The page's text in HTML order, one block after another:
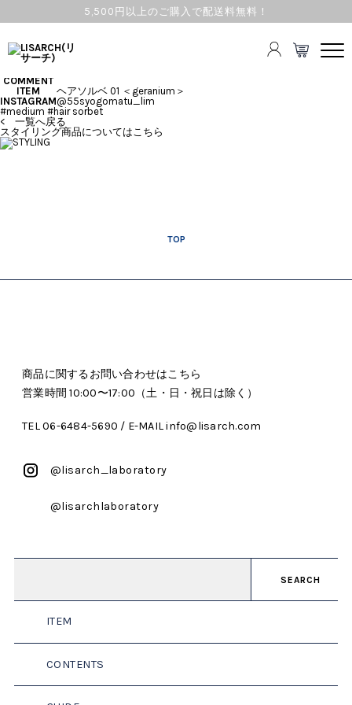
5,500円以上のご購入で配送料無料！
ヘアソルベ
COMMENT
ITEM
ヘアソルベ 01 ＜geranium＞
INSTAGRAM@55syogomatu_lim
#medium #hair sorbet
< 一覧へ戻る
スタイリング商品についてはこちら
TOP
商品に関するお問い合わせはこちら
営業時間 10:00〜17:00（土・日・祝日は除く）
TEL 06-6484-5690 / E-MAIL info@lisarch.com
@lisarch_laboratory
@lisarchlaboratory
SEARCH
ITEM
CONTENTS